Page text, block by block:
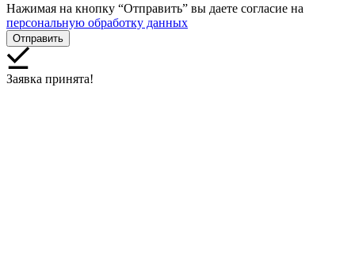
Нажимая на кнопку “Отправить” вы даете согласие на
персональную обработку данных
Заявка принята!